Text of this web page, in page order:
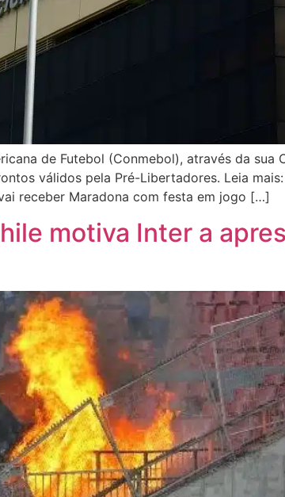
de Futebol (Conmebol), através da sua
válidos pela Pré-Libertadores. Leia
receber Maradona com festa em jogo […]
motiva Inter a